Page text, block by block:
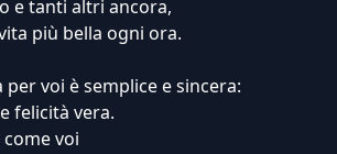
e tanti altri ancora,
più bella ogni ora.
per voi è semplice e sincera:
felicità vera.
voi